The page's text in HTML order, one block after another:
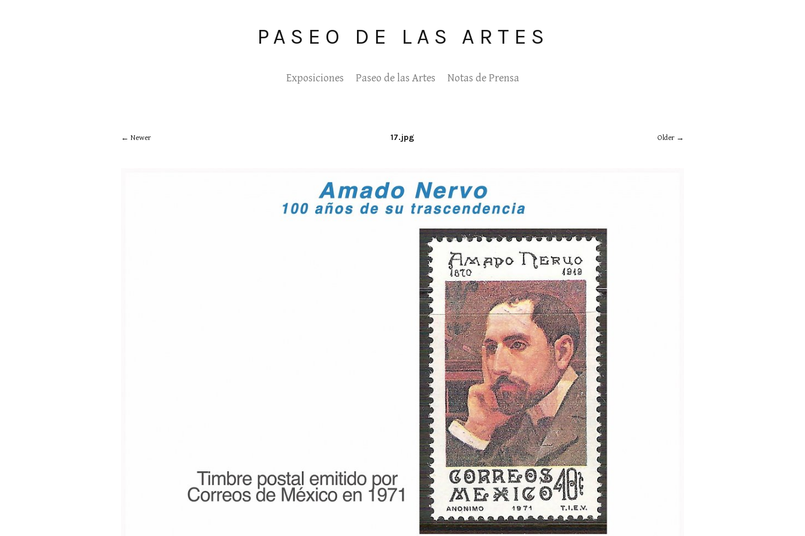
PASEO DE LAS ARTES
Exposiciones Paseo de las Artes Notas de Prensa
Newer 17.jpg Older